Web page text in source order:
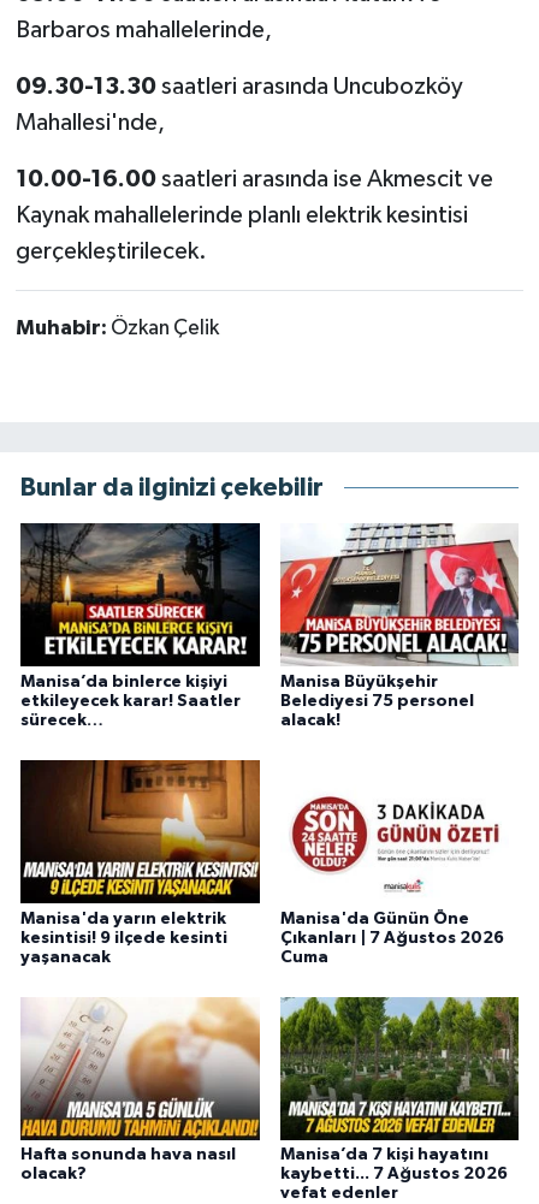
Barbaros mahallelerinde,
09.30-13.30saatleri arasında Uncubozköy
Mahallesi'nde,
10.00-16.00saatleri arasında ise Akmescit ve
Kaynak mahallelerinde planlı elektrik kesintisi
gerçekleştirilecek.
Muhabir: Özkan Çelik
Bunlar da ilginizi çekebilir
Manisa’da binlerce kişiyi
etkileyecek karar! Saatler
sürecek…
Manisa Büyükşehir
Belediyesi 75 personel
alacak!
Manisa'da yarın elektrik
kesintisi! 9 ilçede kesinti
yaşanacak
Manisa'da Günün Öne
Çıkanları | 7 Ağustos 2026
Cuma
Hafta sonunda hava nasıl
olacak?
Manisa’da 7 kişi hayatını
kaybetti... 7 Ağustos 2026
vefat edenler